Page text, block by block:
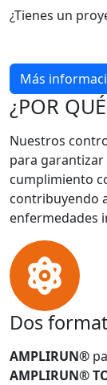
¿Tienes un
Más
¿POR
Nuestros
para garantizar
cumplimiento
contribuyendo
enfermedades
Dos
AMPLIRUN®
AMPLIRUN®